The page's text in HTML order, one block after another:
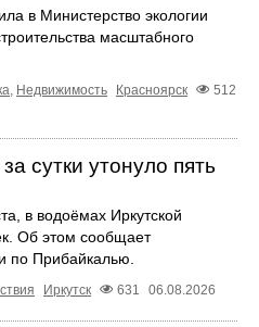
в Министерство экологии
масштабного
, Недвижимость Красноярск
512
сутки утонуло пять
в водоёмах Иркутской
Об этом сообщает
по Прибайкалью.
Иркутск 631 06.08.2026